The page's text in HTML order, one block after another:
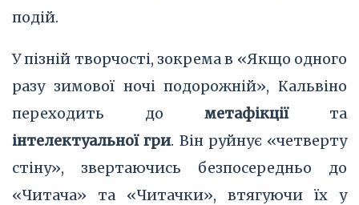
подій.
У пізній творчості, зокрема в «Якщо одного
разу зимової ночі подорожній», Кальвіно
переходить до метафікціїта
інтелектуальної гри. Він руйнує «четверту
стіну», звертаючись безпосередньо до
«Читача» та «Читачки», втягуючи їх у